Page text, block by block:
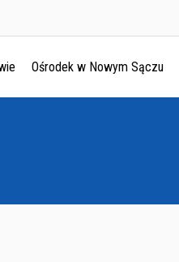
Ośrodek w Nowym Sączu
w Krakowie